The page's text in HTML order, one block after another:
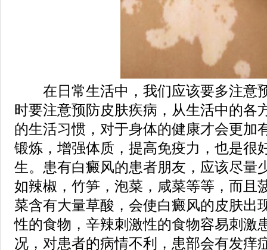
在日常生活中，我们应该要多注意
时要注意预防皮肤疾病，从生活中的各
的生活习惯，对于身体的健康才会更加
锻炼，增强体质，提高免疫力，也是很
生。患有白癜风的患者朋友，应该尽量
如辣椒，竹笋，泡菜，咸菜等等，而且
菜含有大量草酸，会使白癜风的皮肤出
性的食物，辛辣刺激性的食物容易刺激
况，对患者的病情不利，患部会有发痒